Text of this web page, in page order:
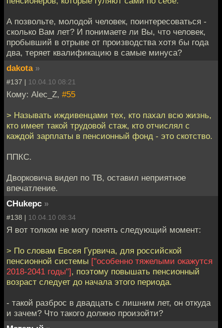
А позвольте, молодой человек, поинтересоваться -
сколько Вам лет? И понимаете ли Вы, что человек,
пробывший в отрыве от производства хотя бы года
два, теряет квалификацию в самые минуса?
dakota »
#137 | 10.04.10 08:21
Кому: Alec_Z, #55
> Называть иждивенцами тех, кто пахал всю жизнь,
кто имеет такой трудовой стаж, кто отчислял с
каждой зарплаты в пенсионный фонд - это скотство.
ППКС.
Дворковича видел по ТВ, оставил неприятное
впечатление.
CHukepc »
#138 | 10.04.10 08:34
Я вот толком не могу понять следующий момент:
> По словам Евсея Гурвича, для российской
пенсионной системы ["особенно тяжелыми окажутся
2018-2041 годы"], поэтому повышать пенсионный
возраст следует до начала этого периода.
- такой разброс в двадцать с лишним лет, он откуда
и зачем? Что такого должно произойти?